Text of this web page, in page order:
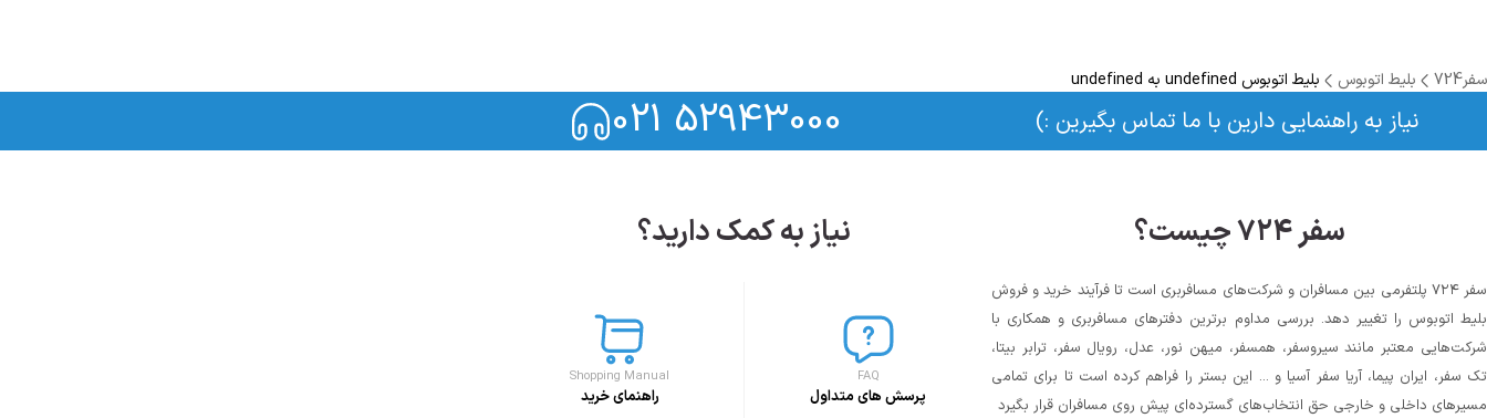
سفر724 بلیط اتوبوس بلیط اتوبوس undefined به undefined
نیاز به راهنمایی دارین با ما تماس بگیرین :) 021 52943000
سفر ۷۲۴ چیست؟
سفر ۷۲۴ پلتفرمی بین مسافران و شرکت‌های مسافربری است تا فرآیند خرید و فروش
بلیط اتوبوس را تغییر دهد. بررسی مداوم برترین دفترهای مسافربری و همکاری با
شرکت‌هایی معتبر مانند سیروسفر، همسفر، میهن‌ نور، عدل، رویال سفر، ترابر بیتا،
تک سفر، ایران پیما، آریا سفر آسیا و ... این بستر را فراهم کرده است تا برای تمامی
مسیرهای داخلی و خارجی حق انتخاب‌های گسترده‌ای پیش روی مسافران قرار بگیرد
نیاز به کمک دارید؟
FAQ
پرسش های متداول
Shopping Manual
راهنمای خرید